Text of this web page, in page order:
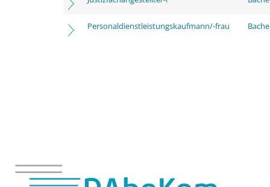
Personaldienstleistungskaufmann/-frau